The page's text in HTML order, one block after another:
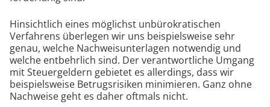
Hinsichtlich eines möglichst unbürokratischen
Verfahrens überlegen wir uns beispielsweise sehr
genau, welche Nachweisunterlagen notwendig und
welche entbehrlich sind. Der verantwortliche Umgang
mit Steuergeldern gebietet es allerdings, dass wir
beispielsweise Betrugsrisiken minimieren. Ganz ohne
Nachweise geht es daher oftmals nicht.